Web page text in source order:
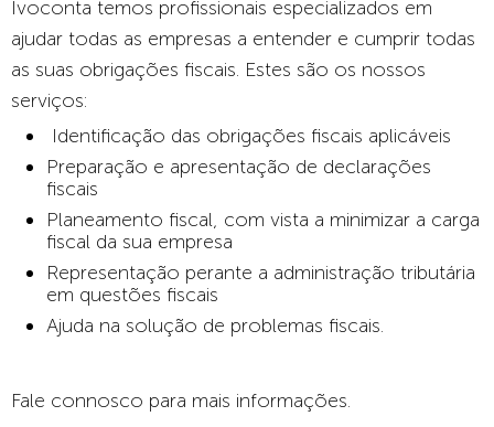
Ivoconta temos profissionais especializados em
ajudar todas as empresas a entender e cumprir todas
as suas obrigações fiscais. Estes são os nossos
serviços:
Identificação das obrigações fiscais aplicáveis
Preparação e apresentação de declarações
fiscais
Planeamento fiscal, com vista a minimizar a carga
fiscal da sua empresa
Representação perante a administração tributária
em questões fiscais
Ajuda na solução de problemas fiscais.
Fale connosco para mais informações.